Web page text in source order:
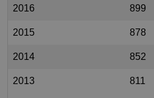
2016 899
2015 878
2014 852
2013 811